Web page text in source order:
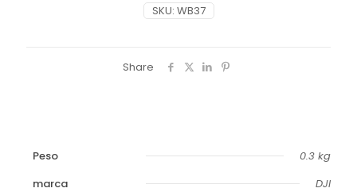
SKU: WB37
Share
Peso
0.3 kg
marca
DJI